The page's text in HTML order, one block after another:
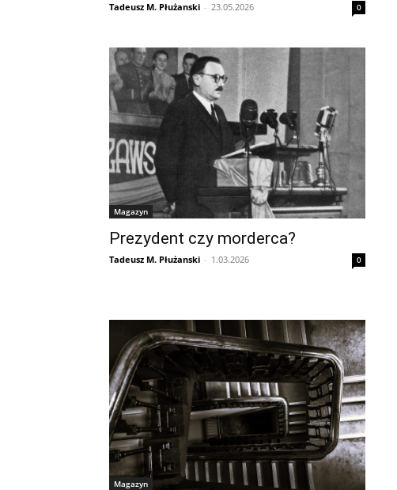
Tadeusz M. Płużanski - 23.05.2026 0
Magazyn
Prezydent czy morderca?
Tadeusz M. Płużanski - 1.03.2026 0
Magazyn